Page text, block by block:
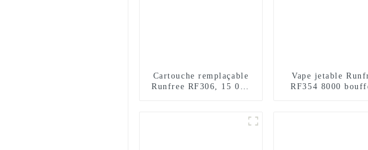
Cartouche remplaçable
Runfree RF306, 15 000
Vape jetable
RF354 8000